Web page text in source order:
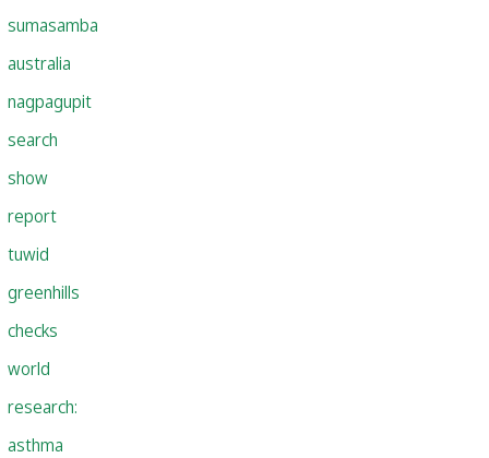
sumasamba
australia
nagpagupit
search
show
report
tuwid
greenhills
checks
world
research:
asthma